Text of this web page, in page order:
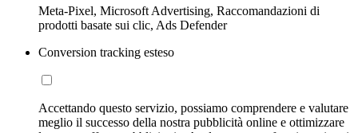
Meta-Pixel, Microsoft Advertising, Raccomandazioni di
prodotti basate sui clic, Ads Defender
Conversion tracking esteso
Accettando questo servizio, possiamo comprendere e valutare
meglio il successo della nostra pubblicità online e ottimizzare